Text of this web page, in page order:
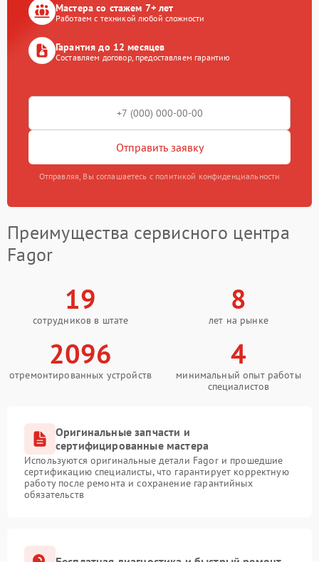
Мастера со стажем 7+ лет
Работаем с техникой любой сложности
Гарантия до 12 месяцев
Составляем договор, предоставляем гарантию
Отправить заявку
Отправляя, Вы соглашаетесь с политикой конфиденциальности
Преимущества сервисного центра
Fagor
19
сотрудников в штате
8
лет на рынке
2096
отремонтированных устройств
4
минимальный опыт работы
специалистов
Оригинальные запчасти и
сертифицированные мастера
Используются оригинальные детали Fagor и прошедшие
сертификацию специалисты, что гарантирует корректную
работу после ремонта и сохранение гарантийных
обязательств